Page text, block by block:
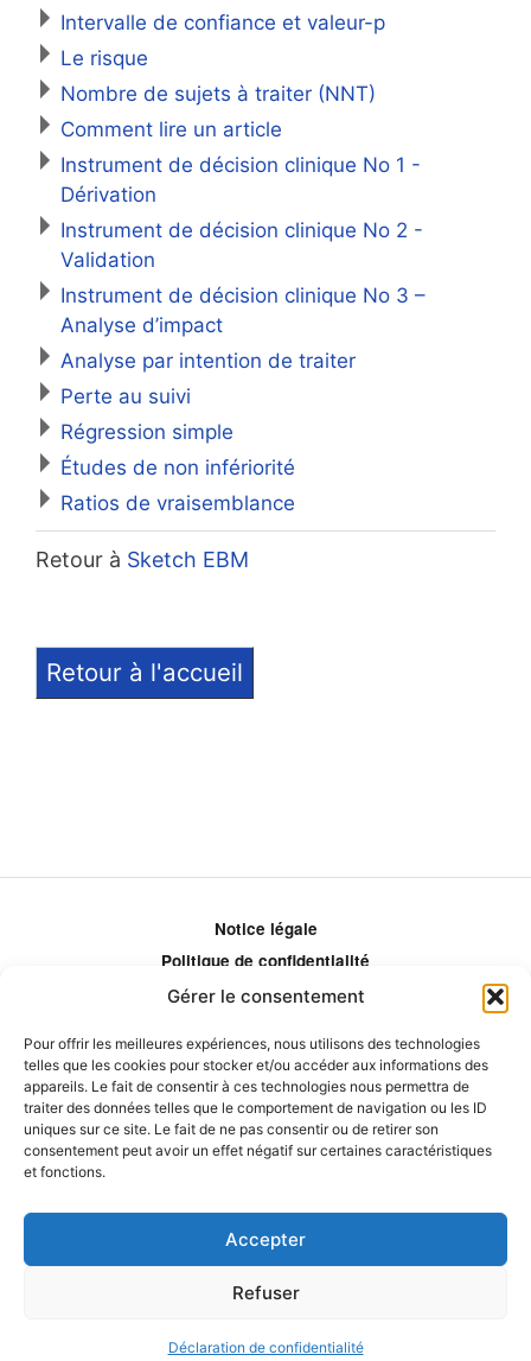
Gérer le consentement
Pour offrir les meilleures expériences, nous utilisons des technologies
telles que les cookies pour stocker et/ou accéder aux informations des
appareils. Le fait de consentir à ces technologies nous permettra de
traiter des données telles que le comportement de navigation ou les ID
uniques sur ce site. Le fait de ne pas consentir ou de retirer son
consentement peut avoir un effet négatif sur certaines caractéristiques
et fonctions.
Accepter
Refuser
Déclaration de confidentialité
Intervalle de confiance et valeur-p
Le risque
Nombre de sujets à traiter (NNT)
Comment lire un article
Instrument de décision clinique No 1 -
Dérivation
Instrument de décision clinique No 2 -
Validation
Instrument de décision clinique No 3 –
Analyse d’impact
Analyse par intention de traiter
Perte au suivi
Régression simple
Études de non infériorité
Ratios de vraisemblance
Retour à Sketch EBM
Retour à l'accueil
Notice légale
Politique de confidentialité
Politique de remboursement
Comment ça marche?
Qui sommes-nous?
Obtenir les crédits
Les éditeurs